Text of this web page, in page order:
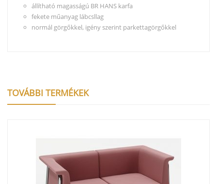
állítható magasságú BR HANS karfa
fekete műanyag lábcsllag
normál görgőkkel, igény szerint parkettagörgőkkel
TOVÁBBI TERMÉKEK